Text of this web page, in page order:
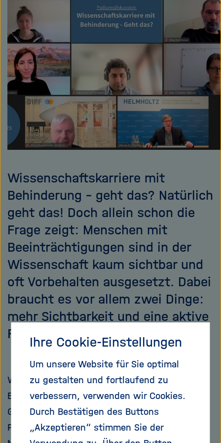
n
f
n
e
/
h
i
e
teilen
Wissenschaftskarriere mit
Behinderung – geht das? Natürlich
geht das! Doch allein schon die
Frage zeigt: Menschen mit
Beeinträchtigungen sind in der
Wissenschaft kaum sichtbar und
oft Vorbehalten ausgesetzt. Dabei
braucht es vor allem zwei Dinge:
mehr Sichtbarkeit und eine aktive
Förderung von Karrieren.
Wie kann eine wissenschaftliche Karriere mit
Behinderung gelingen? Und wo liegen die
Grenzen? Diese Fragen standen im Fokus einer
Podiumsdiskussion, zu der das Helmholtz
Ihre Cookie-Einstellungen
Um unsere Website für Sie optimal
zu gestalten und fortlaufend zu
verbessern, verwenden wir Cookies.
Durch Bestätigen des Buttons
„Akzeptieren“ stimmen Sie der